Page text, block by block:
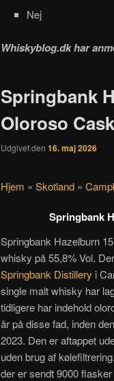
Nej
Whiskyblog.dk har
Springbank
Oloroso
Udgivet den 16. maj 2026
Hjem » Skotland »
Springbank
Springbank Hazelburn
whisky på 55,8% Vol.
Springbank Distillery i
single malt whisky har
tidligere har indehold
år på disse fad, inden
2023. Den er aftappet
uden brug af
der er sendt 9000